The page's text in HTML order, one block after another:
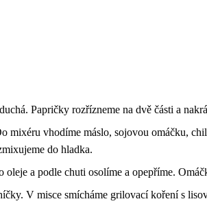
Papričky rozřízneme na dvě části a
mixéru vhodíme máslo, sojovou omáčku,
do hladka.
a podle chuti osolíme a opepříme.
V misce smícháme grilovací koření s